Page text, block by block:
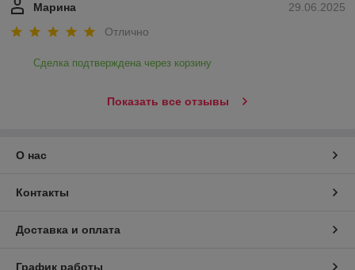
29.06.2025
Марина
Отлично
Сделка подтверждена через корзину
Показать все отзывы
О нас
Контакты
Доставка и оплата
График работы